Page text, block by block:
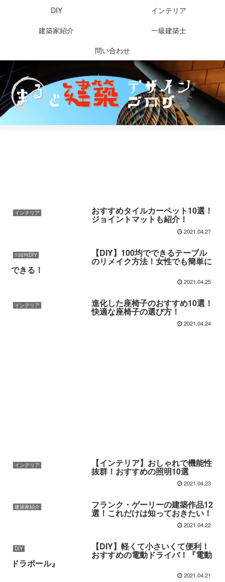
DIY
インテリア
建築家紹介
一級建築士
問い合わせ
インテリア おすすめタイルカーペット10選！
ジョイントマットも紹介！
2021.04.27
100均DIY 【DIY】100均でできるテーブル
のリメイク方法！女性でも簡単に
できる！
2021.04.25
インテリア 進化した座椅子のおすすめ10選！
快適な座椅子の選び方！
2021.04.24
インテリア 【インテリア】おしゃれで機能性
抜群！おすすめの照明10選
2021.04.23
建築家紹介 フランク・ゲーリーの建築作品12
選！これだけは知っておきたい！
2021.04.22
DIY 【DIY】軽くて小さいくて便利！
おすすめの電動ドライバ！『電動
ドラボール』
2021.04.21